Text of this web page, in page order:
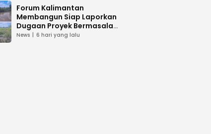
Forum Kalimantan
Membangun Siap Laporkan
Dugaan Proyek Bermasalah
PUPR Kalteng
News 6 hari yang lalu